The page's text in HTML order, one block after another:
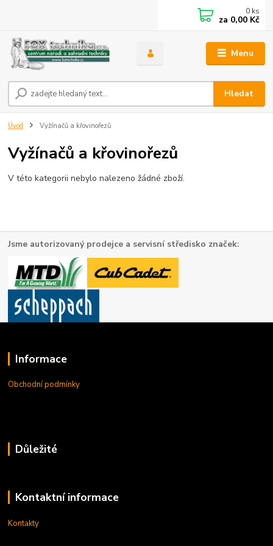
Menu
Hledat
0 ks
za 0,00 Kč
Úvod Vyžínačů a křovinořezů
Vyžínačů a křovinořezů
V této kategorii nebylo nalezeno žádné zboží.
Jsme autorizovaný prodejce a servisní středisko značek:
Informace
Obchodní podmínky
Důležité
Kontaktní informace
Kontakty